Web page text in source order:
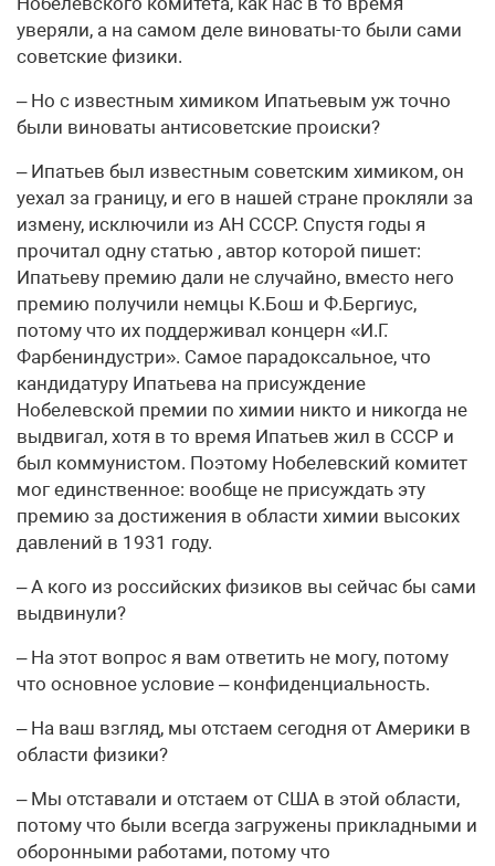
уверяли, а на самом деле виноваты-то были сами
советские физики.
– Но с известным химиком Ипатьевым уж точно
были виноваты антисоветские происки?
– Ипатьев был известным советским химиком, он
уехал за границу, и его в нашей стране прокляли за
измену, исключили из АН СССР. Спустя годы я
прочитал одну статью , автор которой пишет:
Ипатьеву премию дали не случайно, вместо него
премию получили немцы К.Бош и Ф.Бергиус,
потому что их поддерживал концерн «И.Г.
Фарбениндустри». Самое парадоксальное, что
кандидатуру Ипатьева на присуждение
Нобелевской премии по химии никто и никогда не
выдвигал, хотя в то время Ипатьев жил в СССР и
был коммунистом. Поэтому Нобелевский комитет
мог единственное: вообще не присуждать эту
премию за достижения в области химии высоких
давлений в 1931 году.
– А кого из российских физиков вы сейчас бы сами
выдвинули?
– На этот вопрос я вам ответить не могу, потому
что основное условие – конфиденциальность.
– На ваш взгляд, мы отстаем сегодня от Америки в
области физики?
– Мы отставали и отстаем от США в этой области,
потому что были всегда загружены прикладными и
оборонными работами, потому что